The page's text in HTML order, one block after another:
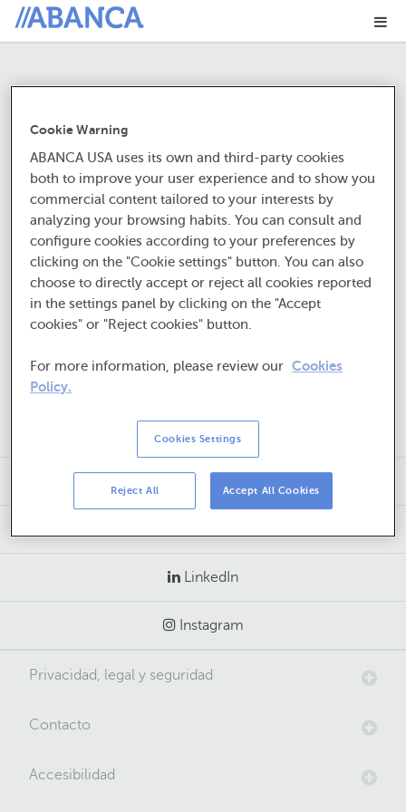
¿Y cómo has llegado
hasta aquí?
Esto es un error 400
Los errores de la serie 400 se producen cuando escribes
la dirección incorrectamente, o cuando llegas a un lugar
a donde no deberías haber llegado. Revisa, por favor, que
no te hayas confundido al escribir. A nosotros también
nos ha llegado aviso del problema, por si acaso te hemos
encaminado mal.
LinkedIn
Instagram
Privacidad, legal y seguridad
Contacto
Accesibilidad
Cookie Warning
ABANCA USA uses its own and third-party cookies
both to improve your user experience and to show you
commercial content tailored to your interests by
analyzing your browsing habits. You can consult and
configure cookies according to your preferences by
clicking on the "Cookie settings" button. You can also
choose to directly accept or reject all cookies reported
in the settings panel by clicking on the "Accept
cookies" or "Reject cookies" button.
For more information, please review our Cookies
Policy.
Cookies Settings
Reject All Accept All Cookies